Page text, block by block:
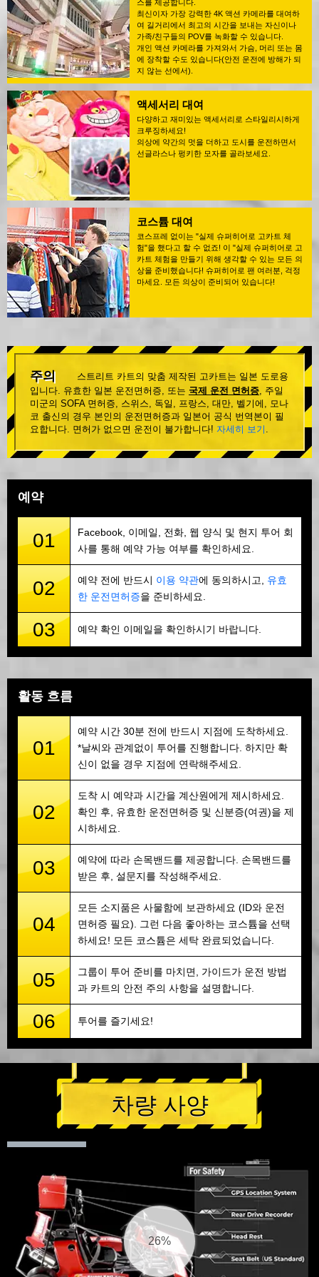
스를 제공합니다.
최신이자 가장 강력한 4K 액션 카메라를 대여하
여 길거리에서 최고의 시간을 보내는 자신이나
가족/친구들의 POV를 녹화할 수 있습니다.
개인 액션 카메라를 가져와서 가슴, 머리 또는 몸
에 장착할 수도 있습니다(안전 운전에 방해가 되
지 않는 선에서).
액세서리 대여
다양하고 재미있는 액세서리로 스타일리시하게
크루징하세요!
의상에 약간의 멋을 더하고 도시를 운전하면서
선글라스나 펑키한 모자를 골라보세요.
코스튬 대여
코스프레 없이는 "실제 슈퍼히어로 고카트 체
험"을 했다고 할 수 없죠! 이 "실제 슈퍼히어로 고
카트 체험을 만들기 위해 생각할 수 있는 모든 의
상을 준비했습니다! 슈퍼히어로 팬 여러분, 걱정
마세요. 모든 의상이 준비되어 있습니다!
주의
스트리트 카트의 맞춤 제작된 고카트는 일본 도로용
입니다. 유효한 일본 운전면허증, 또는 국제 운전 면허증, 주일
미군의 SOFA 면허증, 스위스, 독일, 프랑스, 대만, 벨기에, 모나
코 출신의 경우 본인의 운전면허증과 일본어 공식 번역본이 필
요합니다. 면허가 없으면 운전이 불가합니다! 자세히 보기 .
예약
01
Facebook, 이메일, 전화, 웹 양식 및 현지 투어 회
사를 통해 예약 가능 여부를 확인하세요.
02 예약 전에 반드시 이용 약관에 동의하시고, 유효
한 운전면허증을 준비하세요.
03 예약 확인 이메일을 확인하시기 바랍니다.
활동 흐름
01
예약 시간 30분 전에 반드시 지점에 도착하세요.
*날씨와 관계없이 투어를 진행합니다. 하지만 확
신이 없을 경우 지점에 연락해주세요.
02
도착 시 예약과 시간을 계산원에게 제시하세요.
확인 후, 유효한 운전면허증 및 신분증(여권)을 제
시하세요.
03
예약에 따라 손목밴드를 제공합니다. 손목밴드를
받은 후, 설문지를 작성해주세요.
04
모든 소지품은 사물함에 보관하세요 (ID와 운전
면허증 필요). 그런 다음 좋아하는 코스튬을 선택
하세요! 모든 코스튬은 세탁 완료되었습니다.
05
그룹이 투어 준비를 마치면, 가이드가 운전 방법
과 카트의 안전 주의 사항을 설명합니다.
06 투어를 즐기세요!
차량 사양
27%